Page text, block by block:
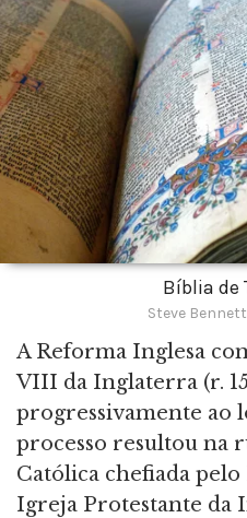
Bíblia de
Steve Bennett
A Reforma Inglesa
VIII da Inglaterra (r.
progressivamente ao
processo resultou na
Católica chefiada pelo
Igreja Protestante da